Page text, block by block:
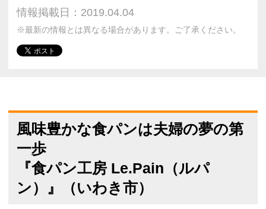
情報掲載日：2019.04.04
※最新の情報とは異なる場合があります。ご了承ください。
風味豊かな食パンは夫婦の夢の第
一歩
『食パン工房 Le.Pain（ルパ
ン）』（いわき市）